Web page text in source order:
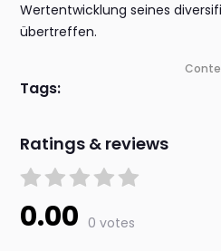
Wertentwicklung seines
übertreffen.
Tags:
Ratings & reviews
0.00 0 votes